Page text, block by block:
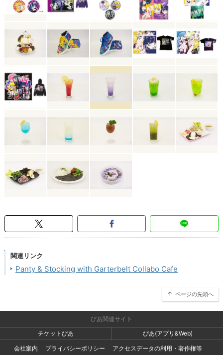
関連リンク
Panty & Stocking with Garterbelt Collabo Cafe
ページの先頭へ
ぴあ関連サイト
チケットぴあ
ぴあ(アプリ&Web)
会社案内
プライバシーポリシー アクセスデータの利用・著作権等